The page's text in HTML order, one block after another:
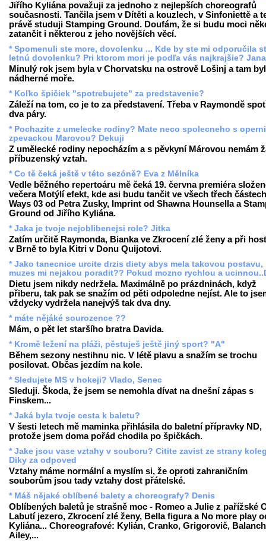
Jiřího Kyliána považuji za jednoho z nejlepších choreografů
současnosti. Tančila jsem v Dítěti a kouzlech, v Sinfoniettě a
právě studuji Stamping Ground. Doufám, že si budu moci
zatančit i některou z jeho novějších věcí.
* Spomenuli ste more, dovolenku ... Kde by ste mi odporučila
letnú dovolenku? Pri ktorom mori je podľa vás najkrajšie?
Minulý rok jsem byla v Chorvatsku na ostrově Lošinj a tam
nádherné moře.
* Koľko špičiek "spotrebujete" za predstavenie?
Záleží na tom, co je to za představení. Třeba v Raymondě
dva páry.
* Pochazite z umelecke rodiny? Mate neco spolecneho s operni
zpevackou Marovou? Dekuji
Z umělecké rodiny nepocházím a s pěvkyní Márovou nemám
příbuzenský vztah.
* Co tě čeká ještě v této sezóně? Eva z Mělníka
Vedle běžného repertoáru mě čeká 19. června premiéra
večera Motýlí efekt, kde asi budu tančit ve všech třech
Ways 03 od Petra Zusky, Imprint od Shawna Hounsella a
Ground od Jiřího Kyliána.
* Jaka je tvoje nejoblibenejsi role? Jitka
Zatím určitě Raymonda, Bianka ve Zkrocení zlé ženy a při
v Brně to byla Kitri v Donu Quijotovi.
* Jako tanecnice urcite drzis diety abys mela takovou postavu,
muzes mi nejakou poradit?? Pokud mozno rychlou a
Dietu jsem nikdy nedržela. Maximálně po prázdninách, když
přiberu, tak pak se snažím od pěti odpoledne nejíst. Ale to
vždycky vydržela nanejvýš tak dva dny.
* máte nějáké sourozence ??
Mám, o pět let staršího bratra Davida.
* Kromě ležení na pláži, pěstuješ ještě jiný sport? "A"
Během sezony nestihnu nic. V létě plavu a snažím se trochu
posilovat. Občas jezdím na kole.
* Sledujete MS v hokeji? Vlado, Senec
Sleduji. Škoda, že jsem se nemohla dívat na dnešní zápas s
Finskem...
* Jaká byla tvoje cesta k baletu?
V šesti letech mě maminka přihlásila do baletní přípravky ND,
protože jsem doma pořád chodila po špičkách.
* Jake jsou vase vztahy v souboru? Citite zavist ze strany
Diky za odpoved
Vztahy máme normální a myslím si, že oproti zahraničním
souborům jsou tady vztahy dost přátelské.
* Máš nějaké oblíbené balety a choreografy? Denis
Oblíbených baletů je strašně moc - Romeo a Julie z pařížské
Labutí jezero, Zkrocení zlé ženy, Bella figura a No more play
Kyliána... Choreografové: Kylián, Cranko, Grigorovič,
Ailey,...